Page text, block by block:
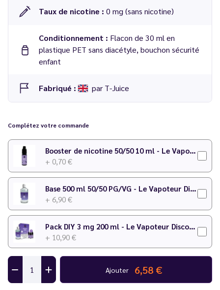
Taux de nicotine : 0 mg (sans nicotine)
Conditionnement : Flacon de 30 ml en
plastique PET sans diacétyle, bouchon sécurité
enfant
Fabriqué : par T-Juice
Dosage conseillé
Temps de maturation : 2 à 7 jours
Pour plus de détails sur le dosage, consultez notre
calculateur
DIY.
Complétez votre commande
Booster de nicotine 50/50 10 ml - Le Vapoteur Discount
+ 0,70 €
Base 500 ml 50/50 PG/VG - Le Vapoteur Discount
+ 6,90 €
Pack DIY 3 mg 200 ml - Le Vapoteur Discount
+ 10,90 €
Ajouter 6,58 €